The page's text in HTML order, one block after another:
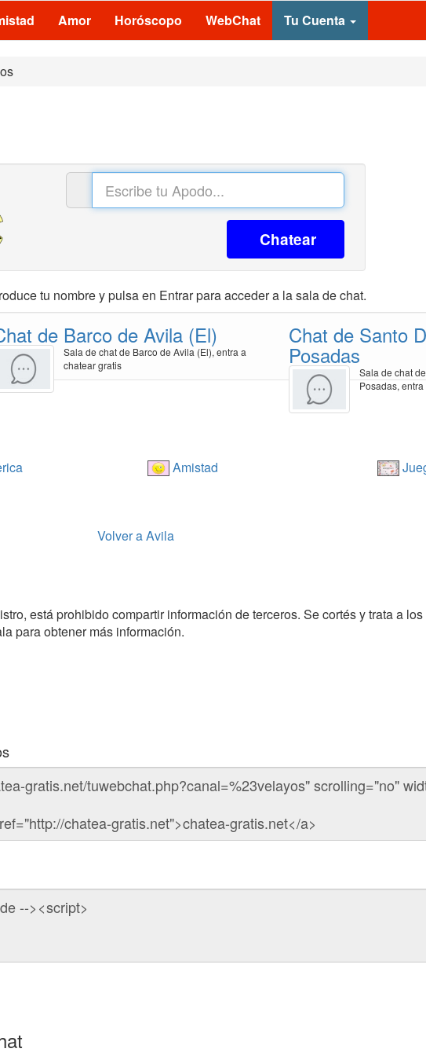
Amor Horóscopo WebChat Tu Cuenta
Chatear
tu nombre y pulsa en Entrar para acceder a la sala de chat.
de Barco de Avila (El)
Sala de chat de Barco de Avila (El), entra a
chatear gratis
Chat de Santo
Posadas
Sala de chat
Posadas,
Amistad
Volver a Avila
está prohibido compartir información de terceros. Se cortés y trata a
para obtener más información.